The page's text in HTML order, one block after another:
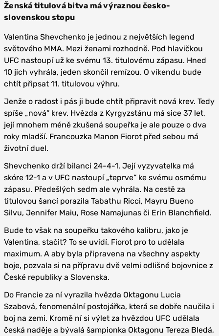
Ženská titulová bitva má výraznou česko-
slovenskou stopu
Valentina Shevchenko je jednou z největších legend
světového MMA. Mezi ženami rozhodně. Pod hlavičkou
UFC nastoupí už ke svému 13. titulovému zápasu. Hned
10 jich vyhrála, jeden skončil remízou. O víkendu bude
chtít připsat 11. titulovou výhru.
Jenže o radost i pás ji bude chtít připravit nová krev. Tedy
spíše „nová“ krev. Hvězda z Kyrgyzstánu má sice 37 let,
její mnohem méně zkušená soupeřka je ale pouze o dva
roky mladší. Francouzka Manon Fiorot před sebou má
životní duel.
Shevchenko drží bilanci 24-4-1. Její vyzyvatelka má
skóre 12-1 a v UFC nastoupí „teprve“ ke svému osmému
zápasu. Předešlých sedm ale vyhrála. Na cestě za
titulovou šancí porazila Tabathu Ricci, Mayru Bueno
Silvu, Jennifer Maiu, Rose Namajunas či Erin Blanchfield.
Bude to však na soupeřku takového kalibru, jako je
Valentina, stačit? To se uvidí. Fiorot pro to udělala
maximum. A aby byla připravena na všechny aspekty
boje, pozvala si na přípravu dvě velmi odlišné bojovnice z
České republiky a Slovenska.
Do Francie za ní vyrazila hvězda Oktagonu Lucia
Szabová, fenomenální postojářka, která se dobře naučila i
boj na zemi. Kromě ní si výlet za hvězdou UFC udělala
česká naděje a bývalá šampionka Oktagonu Tereza Bledá,